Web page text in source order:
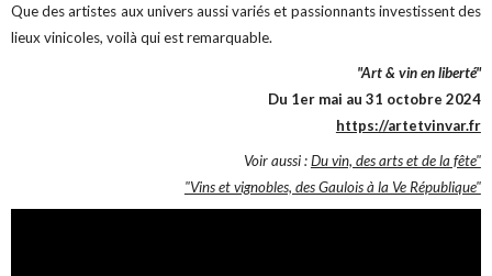
Que des artistes aux univers aussi variés et passionnants investissent des
lieux vinicoles, voilà qui est remarquable.
"Art & vin en liberté"
Du 1er mai au 31 octobre 2024
https://artetvinvar.fr
Voir aussi :Du vin, des arts et de la fête"
"Vins et vignobles, des Gaulois à la Ve République"